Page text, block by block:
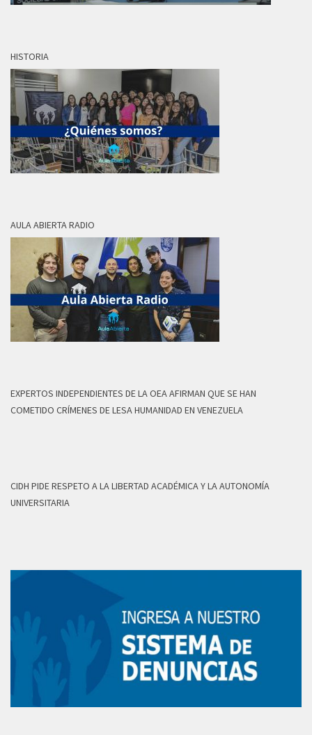
HISTORIA
AULA ABIERTA RADIO
EXPERTOS INDEPENDIENTES DE LA OEA AFIRMAN QUE SE HAN
COMETIDO CRÍMENES DE LESA HUMANIDAD EN VENEZUELA
CIDH PIDE RESPETO A LA LIBERTAD ACADÉMICA Y LA AUTONOMÍA
UNIVERSITARIA